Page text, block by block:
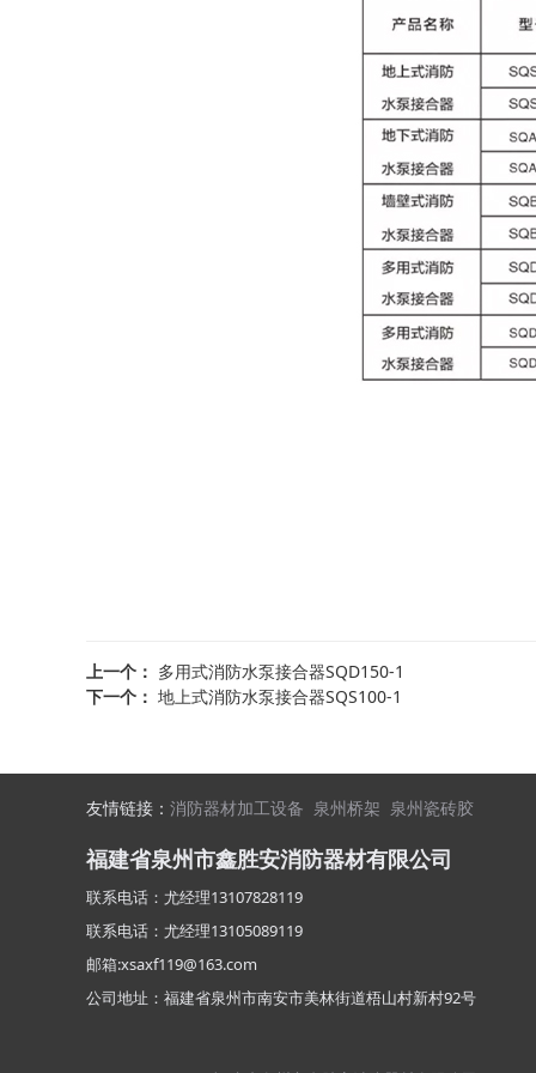
上一个： 多用式消防水泵接合器SQD150-1
下一个： 地上式消防水泵接合器SQS100-1
友情链接： 消防器材加工设备 泉州桥架 泉州瓷砖胶
福建省泉州市鑫胜安消防器材有限公司
联系电话： 尤经理13107828119
联系电话： 尤经理13105089119
邮箱:xsaxf119@163.com
公司地址：福建省泉州市南安市美林街道梧山村新村92号